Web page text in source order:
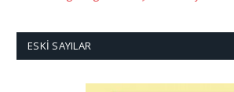
ESKI SAYILAR